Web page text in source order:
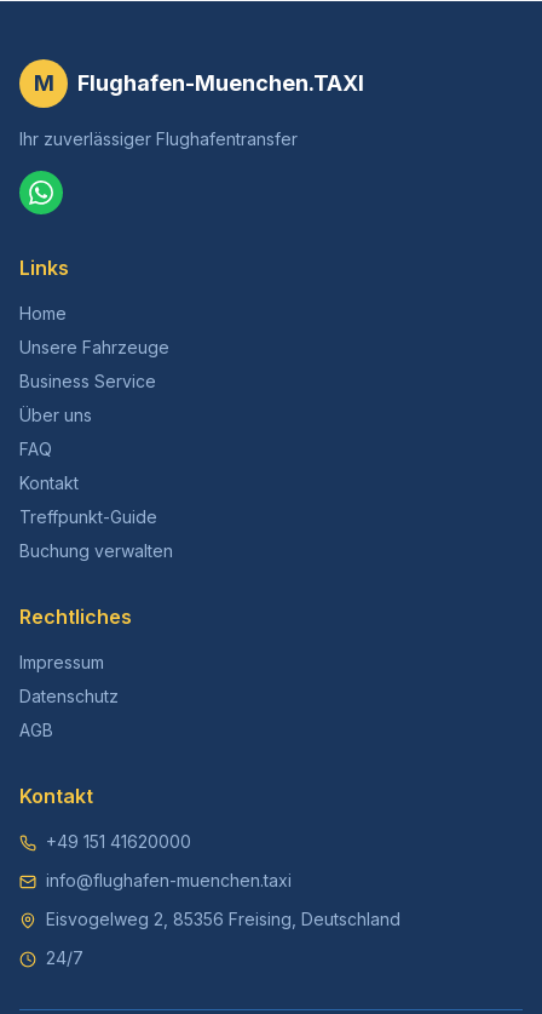
M Flughafen-Muenchen.TAXI
Ihr zuverlässiger Flughafentransfer
Links
Home
Unsere Fahrzeuge
Business Service
Über uns
FAQ
Kontakt
Treffpunkt-Guide
Buchung verwalten
Rechtliches
Impressum
Datenschutz
AGB
Kontakt
+49 151 41620000
info@flughafen-muenchen.taxi
Eisvogelweg 2, 85356 Freising, Deutschland
24/7